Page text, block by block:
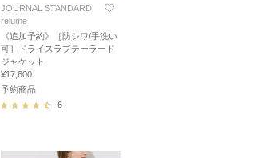
JOURNAL STANDARD
relume
《追加予約》［防シワ/手洗い
可］ドライスラブテーラード
ジャケット
¥17,600
予約商品
6